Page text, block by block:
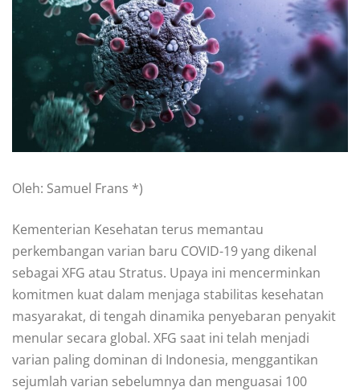
Oleh: Samuel Frans *)
Kementerian Kesehatan terus memantau
perkembangan varian baru COVID-19 yang dikenal
sebagai XFG atau Stratus. Upaya ini mencerminkan
komitmen kuat dalam menjaga stabilitas kesehatan
masyarakat, di tengah dinamika penyebaran penyakit
menular secara global. XFG saat ini telah menjadi
varian paling dominan di Indonesia, menggantikan
sejumlah varian sebelumnya dan menguasai 100